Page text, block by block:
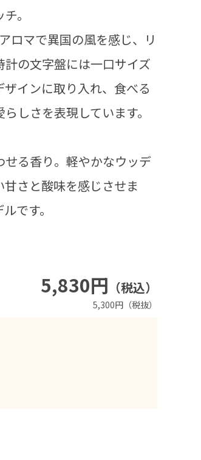
5,830円 （税込）
5,300円（税抜）
。
ロマで異国の風を感じ、リ
の文字盤には一口サイズ
インに取り入れ、食べる
しさを表現しています。
る香り。軽やかなウッデ
さと酸味を感じさせま
です。